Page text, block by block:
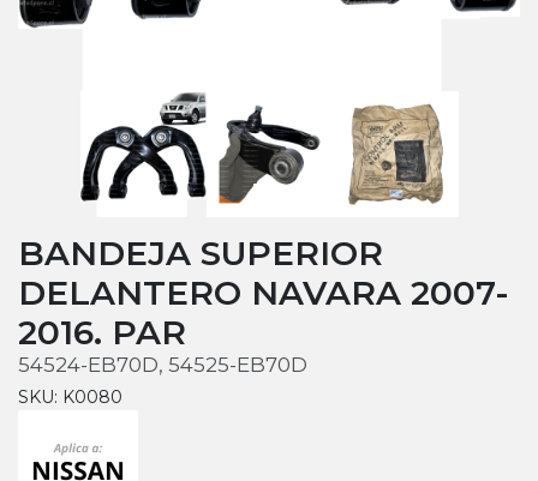
BANDEJA SUPERIOR
DELANTERO NAVARA 2007-
2016. PAR
54524-EB70D, 54525-EB70D
SKU: K0080